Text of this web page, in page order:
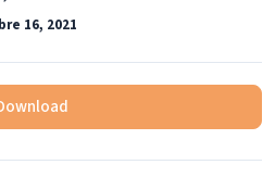
16, 2021